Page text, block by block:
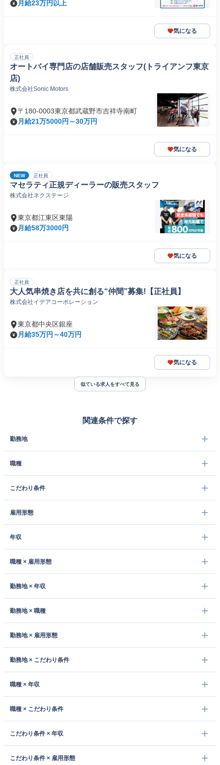
月給23万円以上
気になる
正社員
オートバイ専門店の店舗販売スタッフ(トライアンフ東京
店)
株式会社Sonic Motors
〒180-0003東京都武蔵野市吉祥寺南町
月給21万5000円～30万円
気になる
NEW 正社員
マセラティ正規ディーラーの販売スタッフ
株式会社ネクステージ
東京都江東区東陽
月給58万3000円
気になる
正社員
大人気串焼き店を共に創る“仲間”募集!【正社員】
株式会社イデアコーポレーション
東京都中央区銀座
月給35万円～40万円
気になる
似ている求人をすべて見る
関連条件で探す
勤務地
職種
こだわり条件
雇用形態
年収
職種 × 雇用形態
勤務地 × 年収
勤務地 × 職種
勤務地 × 雇用形態
勤務地 × こだわり条件
職種 × 年収
職種 × こだわり条件
こだわり条件 × 年収
こだわり条件 × 雇用形態